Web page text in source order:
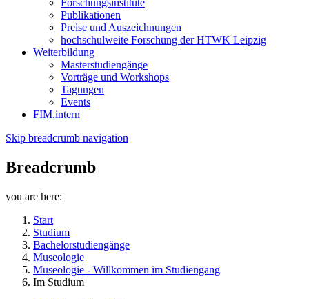
Forschungsinstitute
Publikationen
Preise und Auszeichnungen
hochschulweite Forschung der HTWK Leipzig
Weiterbildung
Masterstudiengänge
Vorträge und Workshops
Tagungen
Events
FIM.intern
Skip breadcrumb navigation
Breadcrumb
you are here:
Start
Studium
Bachelorstudiengänge
Museologie
Museologie - Willkommen im Studiengang
Im Studium